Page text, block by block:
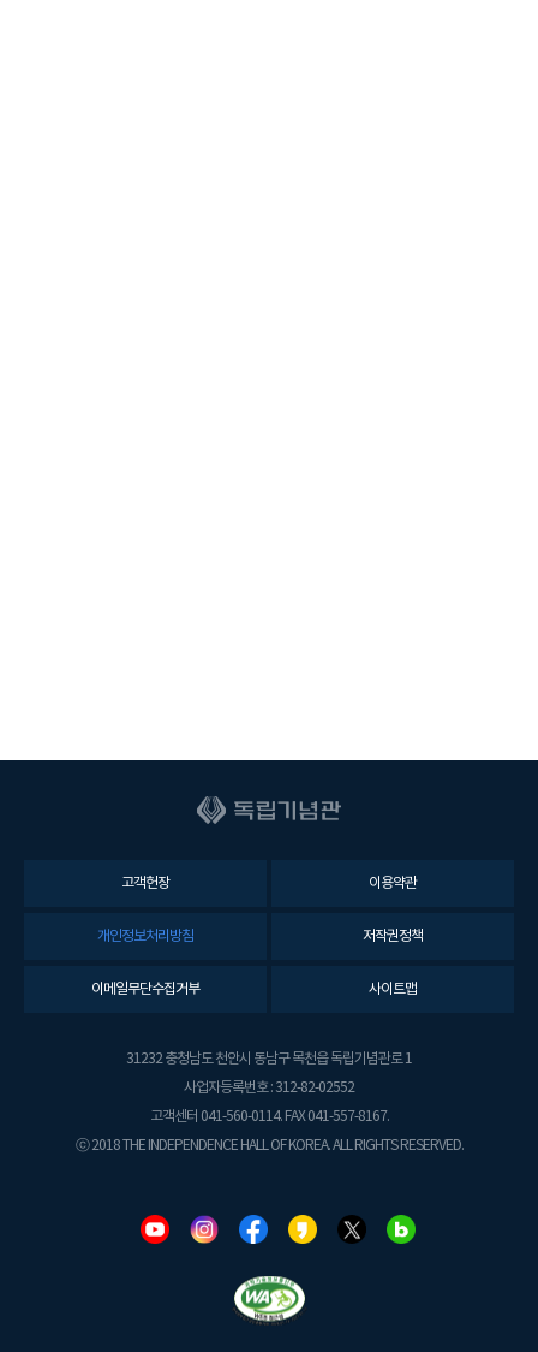
고객헌장 이용약관
개인정보처리방침 저작권정책
이메일무단수집거부 사이트맵
31232 충청남도 천안시 동남구 목천읍 독립기념관로 1
사업자등록번호 : 312-82-02552
고객센터 041-560-0114. FAX 041-557-8167.
ⓒ 2018 THE INDEPENDENCE HALL OF KOREA. ALL RIGHTS RESERVED.